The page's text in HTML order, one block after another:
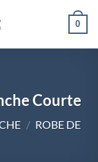
0
Courte
/ ROBE DE